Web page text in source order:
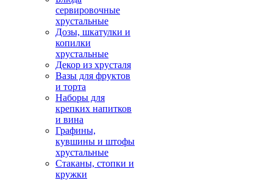
сервировочные
хрустальные
Дозы, шкатулки и
копилки
хрустальные
Декор из хрусталя
Вазы для фруктов
и торта
Наборы для
крепких напитков
и вина
Графины,
кувшины и штофы
хрустальные
Стаканы, стопки и
кружки